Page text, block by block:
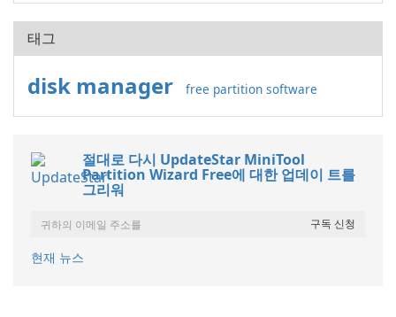
태그
disk manager free partition software
절대로 다시 UpdateStar MiniTool
Partition Wizard Free에 대한 업데이 트를
그리워
현재 뉴스